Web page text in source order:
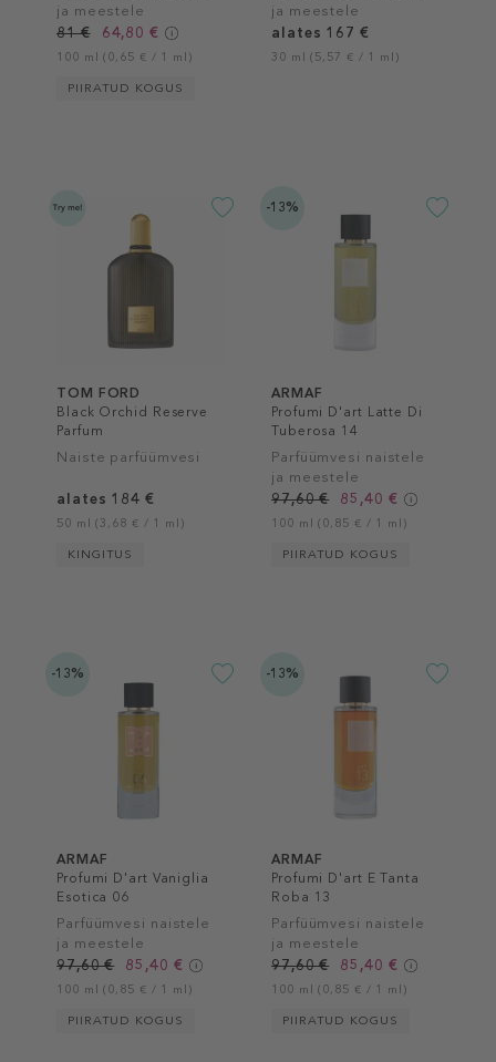
ja meestele
81 €
64,80 €
100 ml (0,65 € / 1 ml)
PIIRATUD KOGUS
ja meestele
alates 167 €
30 ml (5,57 € / 1 ml)
TOM FORD
Black Orchid Reserve
Parfum
Naiste parfüümvesi
alates 184 €
50 ml (3,68 € / 1 ml)
KINGITUS
-13%
ARMAF
Profumi D'art Latte Di
Tuberosa 14
Parfüümvesi naistele
ja meestele
97,60 €
85,40 €
100 ml (0,85 € / 1 ml)
PIIRATUD KOGUS
-13%
ARMAF
Profumi D'art Vaniglia
Esotica 06
Parfüümvesi naistele
ja meestele
97,60 €
85,40 €
100 ml (0,85 € / 1 ml)
PIIRATUD KOGUS
-13%
ARMAF
Profumi D'art E Tanta
Roba 13
Parfüümvesi naistele
ja meestele
97,60 €
85,40 €
100 ml (0,85 € / 1 ml)
PIIRATUD KOGUS